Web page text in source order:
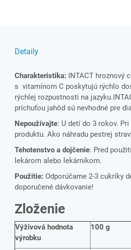
Detaily
Charakteristika: INTACT hroznový
s vitamínom C poskytujú rýchlo
rýchlej rozpustnosti na
príchuťou jahôd sú nevhodné pre
Nepoužívajte: U detí do 3 rokov.
produktu. Ako náhradu pestrej
Tehotenstvo a dojčenie: Pred
lekárom alebo lekárnikom.
Použitie: Odporúčame 2-3 cukríky
doporučené dávkovanie!
Zloženie
Výživová hodnota
výrobku
100 g